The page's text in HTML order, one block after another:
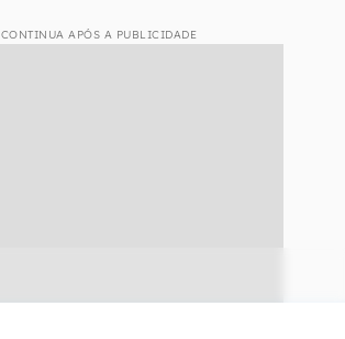
CONTINUA APÓS A PUBLICIDADE